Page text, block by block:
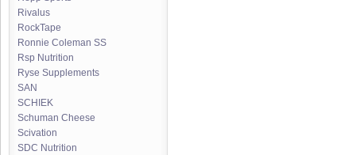
Rivalus
RockTape
Ronnie Coleman SS
Rsp Nutrition
Ryse Supplements
SAN
SCHIEK
Schuman Cheese
Scivation
SDC Nutrition